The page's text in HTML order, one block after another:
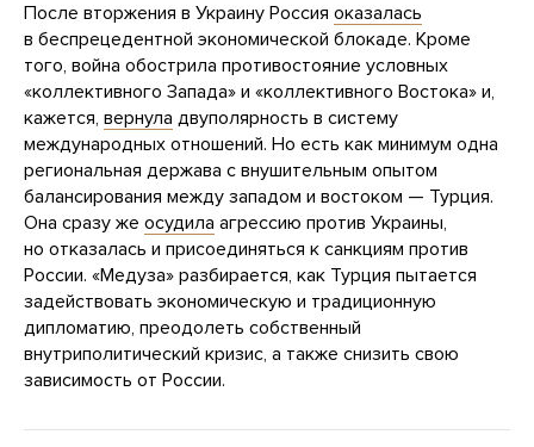
После вторжения в Украину Россия оказалась
в беспрецедентной экономической блокаде. Кроме
того, война обострила противостояние условных
«коллективного Запада» и «коллективного Востока» и,
кажется, вернула двуполярность в систему
международных отношений. Но есть как минимум одна
региональная держава с внушительным опытом
балансирования между западом и востоком — Турция.
Она сразу же осудила агрессию против Украины,
но отказалась и присоединяться к санкциям против
России. «Медуза» разбирается, как Турция пытается
задействовать экономическую и традиционную
дипломатию, преодолеть собственный
внутриполитический кризис, а также снизить свою
зависимость от России.